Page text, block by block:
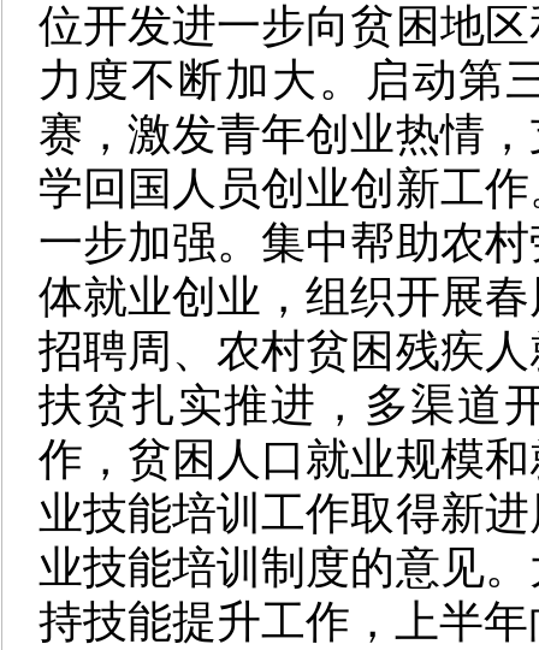
位开发进一步向贫困地
力度不断加大。启动第
赛，激发青年创业热情
学回国人员创业创新工
一步加强。集中帮助农
体就业创业，组织开展
招聘周、农村贫困残疾
扶贫扎实推进，多渠道
作，贫困人口就业规模
业技能培训工作取得新
业技能培训制度的意见
持技能提升工作，上半